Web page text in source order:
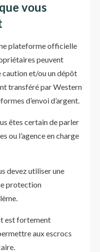
vous
plateforme officielle
peuvent
caution et/ou un dépôt
transféré par Western
d’envoi d’argent.
êtes certain de parler
ou l’agence en charge
devez utiliser une
protection
est fortement
aux escrocs